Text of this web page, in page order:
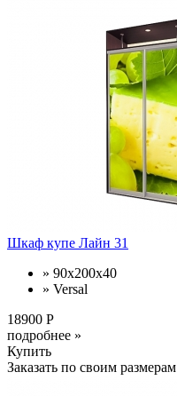
Шкаф купе Лайн 31
» 90x200x40
» Versal
18900 Р
подробнее »
Купить
Заказать по своим размерам